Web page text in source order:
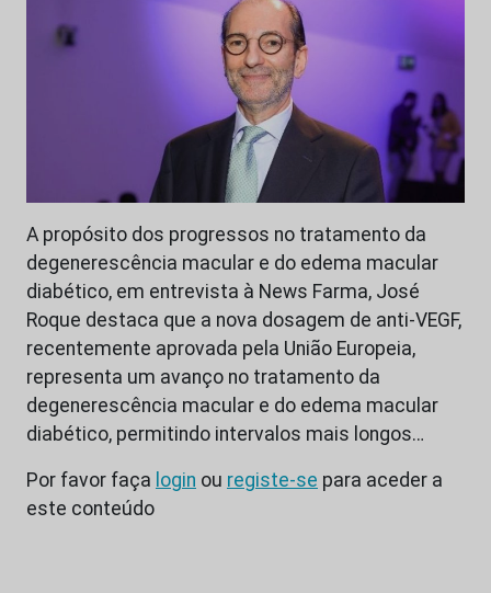
A propósito dos progressos no tratamento da
degenerescência macular e do edema macular
diabético, em entrevista à News Farma, José
Roque destaca que a nova dosagem de anti-VEGF,
recentemente aprovada pela União Europeia,
representa um avanço no tratamento da
degenerescência macular e do edema macular
diabético, permitindo intervalos mais longos…
Por favor faça login ou registe-se para aceder a
este conteúdo